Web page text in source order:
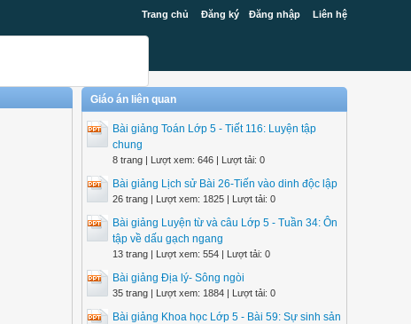
Trang chủ Đăng ký Đăng nhập Liên hệ
Giáo án liên quan
Bài giảng Toán Lớp 5 - Tiết 116: Luyện tập
chung
8 trang | Lượt xem: 646 | Lượt tải: 0
Bài giảng Lịch sử Bài 26-Tiến vào dinh độc lập
26 trang | Lượt xem: 1825 | Lượt tải: 0
Bài giảng Luyện từ và câu Lớp 5 - Tuần 34: Ôn
tập về dấu gạch ngang
13 trang | Lượt xem: 554 | Lượt tải: 0
Bài giảng Địa lý- Sông ngòi
35 trang | Lượt xem: 1884 | Lượt tải: 0
Bài giảng Khoa học Lớp 5 - Bài 59: Sự sinh sản